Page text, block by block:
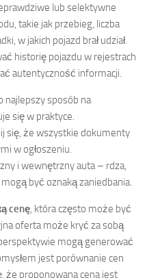
lub selektywne
takie jak przebieg, liczba
w jakich pojazd brał udział.
historię pojazdu w rejestrach
autentyczność informacji.
najlepszy sposób na
się w praktyce.
się, że wszystkie dokumenty
w ogłoszeniu.
i wewnętrzny auta – rdza,
być oznaką zaniedbania.
cenę, która często może być
oferta może kryć za sobą
mogą generować
jest porównanie cen
że proponowana cena jest